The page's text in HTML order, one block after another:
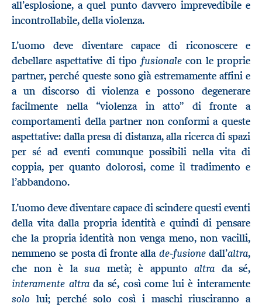
all’esplosione, a quel punto davvero imprevedibile e
incontrollabile, della violenza.
L’uomo deve diventare capace di riconoscere e
debellare aspettative di tipo fusionalecon le proprie
partner, perché queste sono già estremamente affini e
a un discorso di violenza e possono degenerare
facilmente nella “violenza in atto” di fronte a
comportamenti della partner non conformi a queste
aspettative: dalla presa di distanza, alla ricerca di spazi
per sé ad eventi comunque possibili nella vita di
coppia, per quanto dolorosi, come il tradimento e
l’abbandono.
L’uomo deve diventare capace di scindere questi eventi
della vita dalla propria identità e quindi di pensare
che la propria identità non venga meno, non vacilli,
nemmeno se posta di fronte alla de-fusionedall’altra,
che non è la sua metà; è appunto altra da sé,
interamente altrada sé, così come lui è interamente
solo lui; perché solo così i maschi riusciranno a